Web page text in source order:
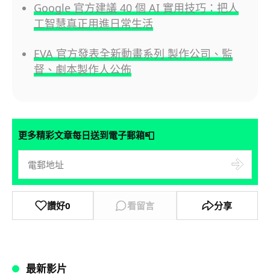
Google 官方建議 40 個 AI 實用技巧：把人
工智慧真正用進日常生活
EVA 官方發表全新動畫系列 製作公司、監
督、劇本製作人公佈
更多精彩文章每日送到電子郵箱📮
讚好0 看留言 分享
最新影片